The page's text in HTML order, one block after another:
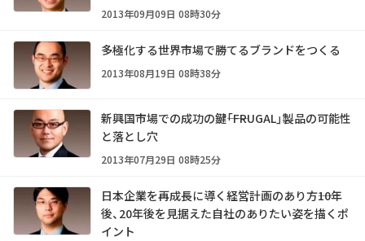
2013年09月09日 08時30分
多極化する世界市場で勝てるブランドをつくる
2013年08月19日 08時38分
新興国市場での成功の鍵――「FRUGAL」製品の可能性
と落とし穴
2013年07月29日 08時25分
日本企業を再成長に導く経営計画のあり方――10年
後、20年後を見据えた自社のありたい姿を描くポ
イント